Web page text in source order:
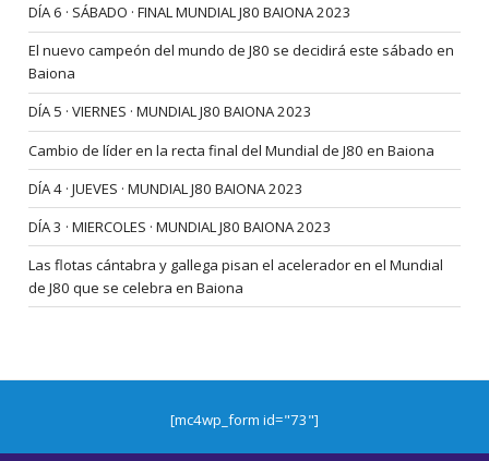
DÍA 6 · SÁBADO · FINAL MUNDIAL J80 BAIONA 2023
El nuevo campeón del mundo de J80 se decidirá este sábado en
Baiona
DÍA 5 · VIERNES · MUNDIAL J80 BAIONA 2023
Cambio de líder en la recta final del Mundial de J80 en Baiona
DÍA 4 · JUEVES · MUNDIAL J80 BAIONA 2023
DÍA 3 · MIERCOLES · MUNDIAL J80 BAIONA 2023
Las flotas cántabra y gallega pisan el acelerador en el Mundial
de J80 que se celebra en Baiona
[mc4wp_form id="73"]